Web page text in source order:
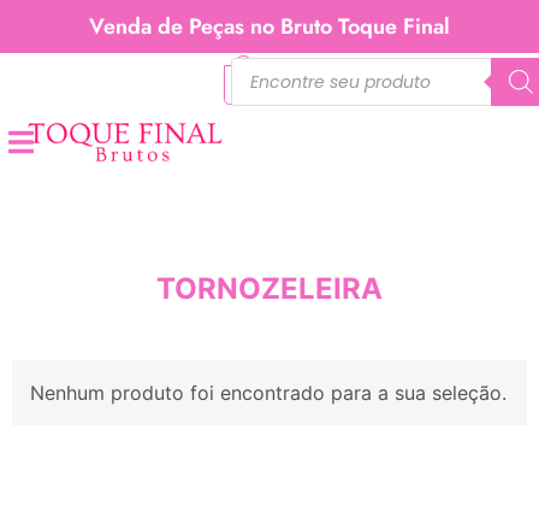
Venda de Peças no Bruto Toque Final
TORNOZELEIRA
Nenhum produto foi encontrado para a sua seleção.